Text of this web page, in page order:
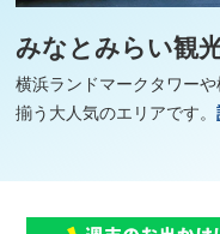
みなとみらい観
横浜ランドマークタワー
揃う大人気のエリアです。